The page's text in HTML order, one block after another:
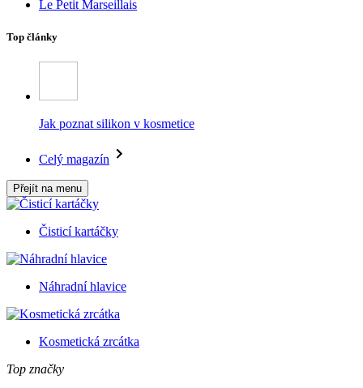
Le Petit Marseillais
Top články
Jak poznat silikon v kosmetice
Celý magazín
Přejít na menu
Čisticí kartáčky
Náhradní hlavice
Kosmetická zrcátka
Top značky